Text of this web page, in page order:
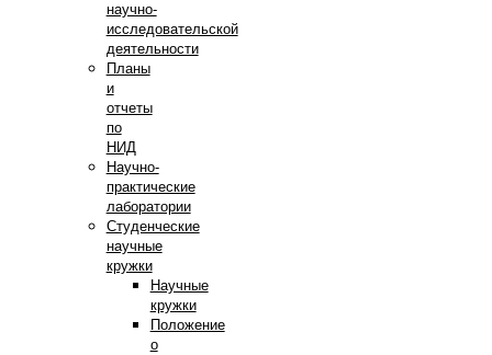
научно-
исследовательской
деятельности
Планы
и
отчеты
по
НИД
Научно-
практические
лаборатории
Студенческие
научные
кружки
Научные
кружки
Положение
о